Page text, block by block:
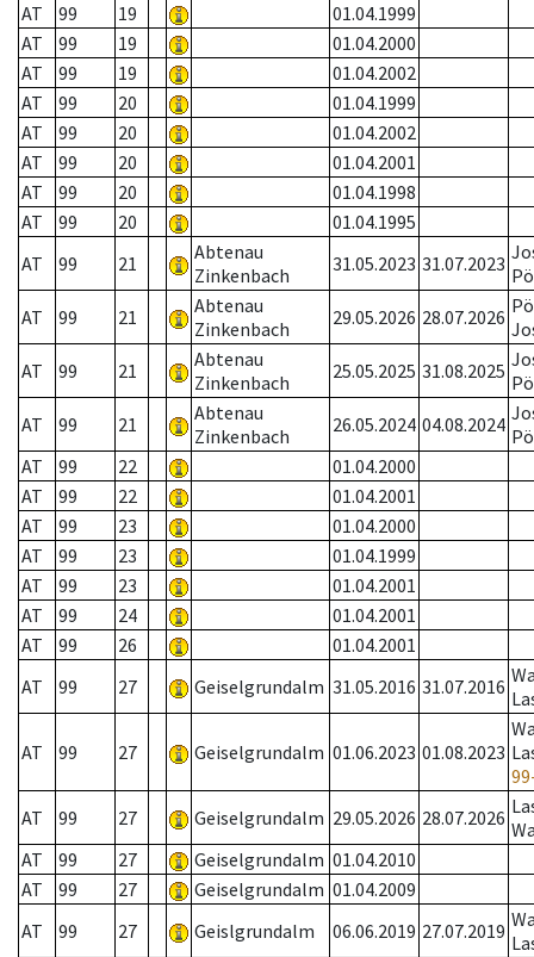
AT
99 19
01.04.1999
AT
99 19
01.04.2000
AT
99 19
01.04.2002
AT
99 20
01.04.1999
AT
99 20
01.04.2002
AT
99 20
01.04.2001
AT
99 20
01.04.1998
AT
99 20
01.04.1995
AT
99 21
Abtenau
Zinkenbach
31.05.2023 31.07.2023
AT
99 21
Abtenau
Zinkenbach
29.05.2026 28.07.2026
AT
99 21
Abtenau
Zinkenbach
25.05.2025 31.08.2025
AT
99 21
Abtenau
Zinkenbach
26.05.2024 04.08.2024
AT
99 22
01.04.2000
AT
99 22
01.04.2001
AT
99 23
01.04.2000
AT
99 23
01.04.1999
AT
99 23
01.04.2001
AT
99 24
01.04.2001
AT
99 26
01.04.2001
AT
99 27 Geiselgrundalm 31.05.2016 31.07.2016
AT 99 27 Geiselgrundalm 01.06.2023 01.08.2023
AT
99 27 Geiselgrundalm 29.05.2026 28.07.2026
AT
99 27 Geiselgrundalm 01.04.2010
AT
99 27 Geiselgrundalm 01.04.2009
AT
99 27 Geislgrundalm 06.06.2019 27.07.2019